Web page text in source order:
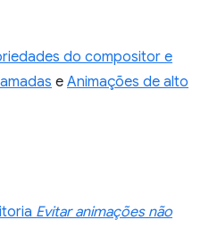
do compositor e
e Animações de alto
Evitar animações não